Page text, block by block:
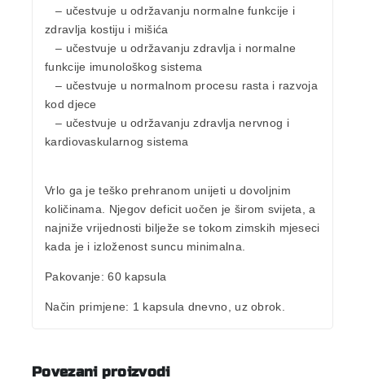
– učestvuje u održavanju normalne funkcije i
zdravlja kostiju i mišića
– učestvuje u održavanju zdravlja i normalne
funkcije imunološkog sistema
– učestvuje u normalnom procesu rasta i razvoja
kod djece
– učestvuje uodržavanju zdravlja nervnog i
kardiovaskularnog sistema
Vrlo ga je teško prehranom unijeti u dovoljnim
količinama. Njegov deficit uočen je širom svijeta, a
najniže vrijednosti bilježe se tokom zimskih mjeseci
kada je i izloženost suncu minimalna.
Pakovanje:60 kapsula
Način primjene: 1 kapsula dnevno, uz obrok.
Povezani proizvodi